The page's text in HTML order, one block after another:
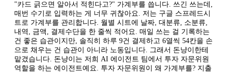
"카드 긁으면 알아서 적힌다고?" 가계부를 씁니다. 쓰긴 쓰는데,
매번 수기로 입력하는 게 너무 귀찮아요. 저는 구글 스프레드시
트로 가계부를 관리합니다. 월별 시트에 날짜, 대분류, 소분류,
내역, 금액, 결제수단을 한 줄씩 적어요. 매일 쓰는 걸 기록하는
건 좋은 습관이지만, 솔직히 하루 9건 결제하고 6열씩 54칸을 손
으로 채우는 건 습관이 아니라 노동입니다. 그래서 돈냥이한테
맡겼습니다. 돈냥이는 저희 AI 에이전트 팀에서 투자 자문위원
역할을 하는 에이전트예요. 투자 자문위원이 왜 가계부를? 지출